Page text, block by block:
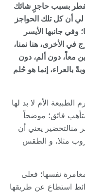
بسبب حاجزٍ شائك
أن كل تلك الحواجز
وفي جانبها الأيسر
في الأخرى، هنا نمنا،
معاً، دون ألم، دون
بالعراء، إنما هو حُلم
الأم لا بد لها
فائق؛ موضحاً
منالتحضير يعني أن
مثلا، و الطقس
نفسها؛ فعلى
استطاع عن طريقها